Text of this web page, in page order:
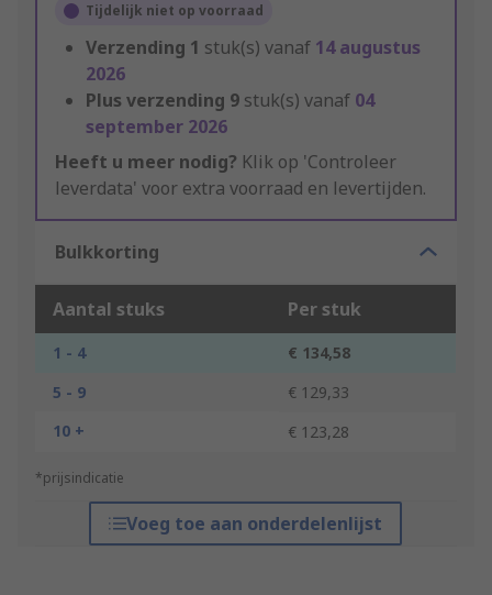
Tijdelijk niet op voorraad
Verzending 1 stuk(s) vanaf 14 augustus
2026
Plus verzending 9 stuk(s) vanaf 04
september 2026
Heeft u meer nodig? Klik op 'Controleer
leverdata' voor extra voorraad en levertijden.
Bulkkorting
Aantal stuks Per stuk
1 - 4
€ 134,58
5 - 9
€ 129,33
10 +
€ 123,28
*prijsindicatie
Voeg toe aan onderdelenlijst